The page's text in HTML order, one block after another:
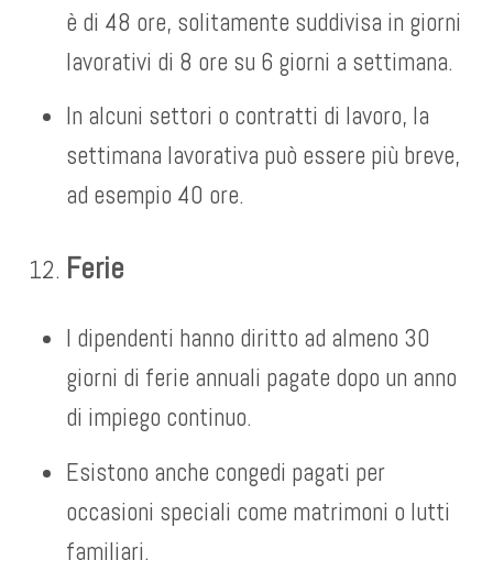
è di 48 ore, solitamente suddivisa in giorni
lavorativi di 8 ore su 6 giorni a settimana.
In alcuni settori o contratti di lavoro, la
settimana lavorativa può essere più breve,
ad esempio 40 ore.
Ferie
I dipendenti hanno diritto ad almeno 30
giorni di ferie annuali pagate dopo un anno
di impiego continuo.
Esistono anche congedi pagati per
occasioni speciali come matrimoni o lutti
familiari.